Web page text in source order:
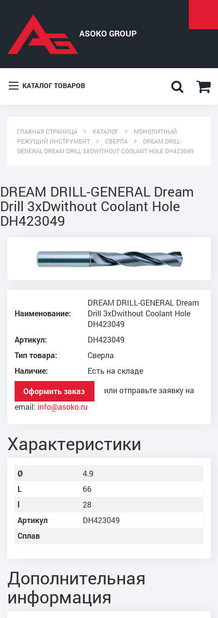
КАТАЛОГ ТОВАРОВ
ГЛАВНАЯ СТРАНИЦА КАТАЛОГ
МОНОЛИТНЫЙ
РЕЖУЩИЙ ИНСТРУМЕНТ
СВЕРЛА
DREAM DRILL-
GENERAL DREAM DRILL 3XDWITHOUT COOLANT HOLE DH423049
DREAM DRILL-GENERAL Dream
Drill 3xDwithout Coolant Hole
DH423049
Наименование:
DREAM DRILL-GENERAL Dream
Drill 3xDwithout Coolant Hole
DH423049
Артикул:
DH423049
Тип товара:
Сверла
Наличие:
Есть на складе
Оформить заказ
или отправьте заявку на
email: info@asoko.ru
Характеристики
Ø
4.9
L
66
l
28
Артикул
DH423049
Сплав
Дополнительная
информация